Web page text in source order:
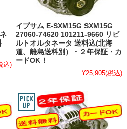
込)
イプサム E-SXM15G SXM15G
27060-74620 101211-9660 リビ
ルトオルタネータ 送料込(北海
道、離島送料別）・２年保証・カ
ードOK！
¥25,905(税込)